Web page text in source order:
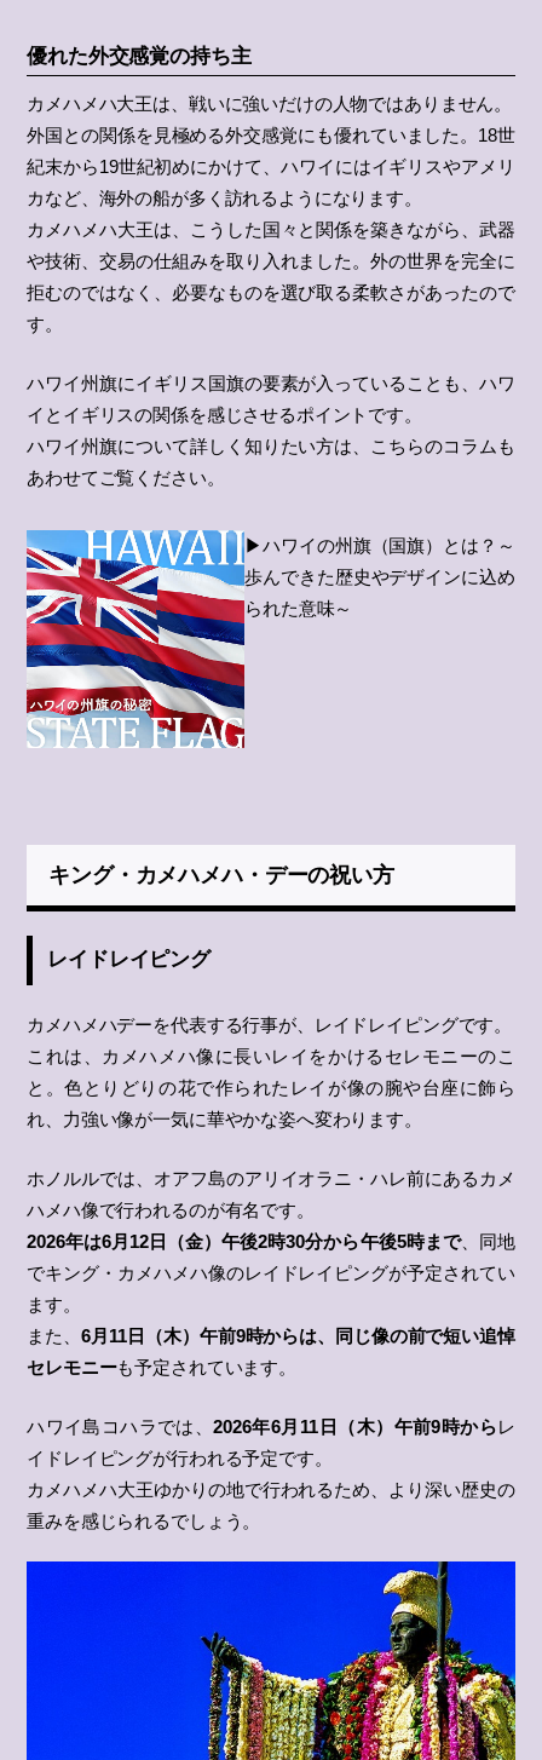
優れた外交感覚の持ち主
カメハメハ大王は、戦いに強いだけの人物ではありません。
外国との関係を見極める外交感覚にも優れていました。18世
紀末から19世紀初めにかけて、ハワイにはイギリスやアメリ
カなど、海外の船が多く訪れるようになります。
カメハメハ大王は、こうした国々と関係を築きながら、武器
や技術、交易の仕組みを取り入れました。外の世界を完全に
拒むのではなく、必要なものを選び取る柔軟さがあったので
す。
ハワイ州旗にイギリス国旗の要素が入っていることも、ハワ
イとイギリスの関係を感じさせるポイントです。
ハワイ州旗について詳しく知りたい方は、こちらのコラムも
あわせてご覧ください。
▶ハワイの州旗（国旗）とは？～
歩んできた歴史やデザインに込め
られた意味～
キング・カメハメハ・デーの祝い方
レイドレイピング
カメハメハデーを代表する行事が、レイドレイピングです。
これは、カメハメハ像に長いレイをかけるセレモニーのこ
と。色とりどりの花で作られたレイが像の腕や台座に飾ら
れ、力強い像が一気に華やかな姿へ変わります。
ホノルルでは、オアフ島のアリイオラニ・ハレ前にあるカメ
ハメハ像で行われるのが有名です。
2026年は6月12日（金）午後2時30分から午後5時まで、同地
でキング・カメハメハ像のレイドレイピングが予定されてい
ます。
また、 6月11日（木）午前9時からは、同じ像の前で短い追悼
セレモニーも予定されています。
ハワイ島コハラでは、2026年6月11日（木）午前9時からレ
イドレイピングが行われる予定です。
カメハメハ大王ゆかりの地で行われるため、より深い歴史の
重みを感じられるでしょう。